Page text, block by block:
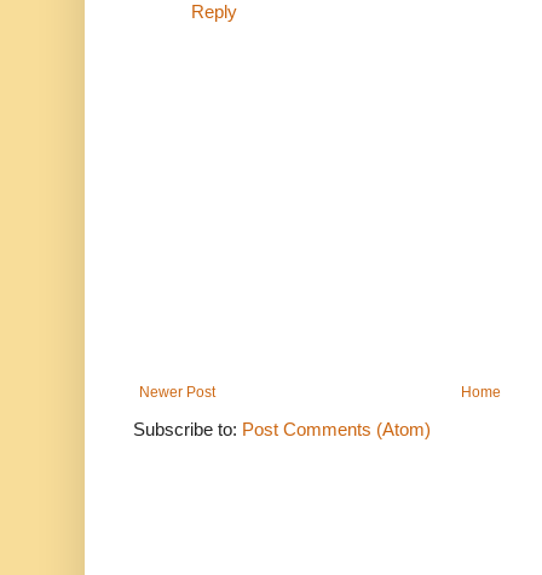
Reply
Newer Post Home
Subscribe to: Post Comments (Atom)